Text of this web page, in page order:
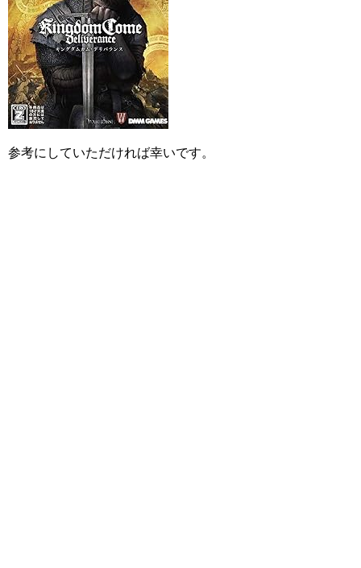
参考にしていただければ幸いです。